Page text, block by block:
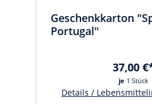
Geschenkkarton
Portugal"
je 1 Stück
37,00
Details /